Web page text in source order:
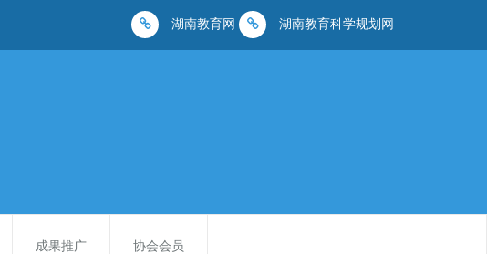
湖南教育网 湖南教育科学规划网
成果推广 协会会员